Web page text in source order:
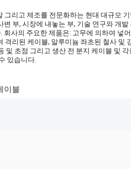
그리고 제조를 전문화하는 현대 대규모
부, 시장에 내놓는 부, 기술 연구와 개
사의 주요한 제품은: 고무에 의하여
격리된 케이블, 알루미늄 좌초된 철사
및 초점 그리고 생산 전 분지 케이블 및
있습니다.
이블